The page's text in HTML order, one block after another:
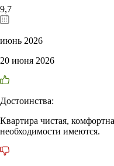
9,7
июнь 2026
20 июня 2026
Достоинства:
Квартира чистая,
необходимости имеются.